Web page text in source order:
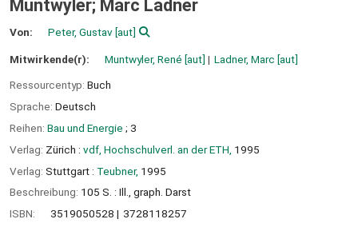
Muntwyler; Marc Ladner
Von: Peter, Gustav[aut]
Mitwirkende(r): Muntwyler, René [aut] Ladner, Marc [aut]
Ressourcentyp: Buch
Sprache: Deutsch
Reihen: Bau und Energie ; 3
Verlag: Zürich : vdf, Hochschulverl. an der ETH, 1995
Verlag: Stuttgart : Teubner, 1995
Beschreibung: 105 S. : Ill., graph. Darst
ISBN:
3519050528
3728118257